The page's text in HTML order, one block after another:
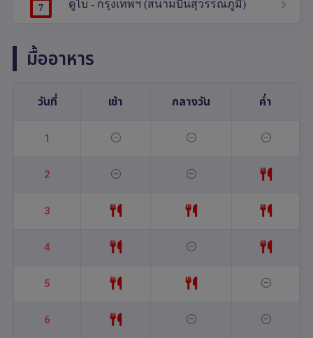
7 ดูไบ - กรุงเทพฯ (สนามบินสุวรรณภูมิ)
มื้ออาหาร
วันที่ เช้า กลางวัน ค่ำ
1
2
3
4
5
6